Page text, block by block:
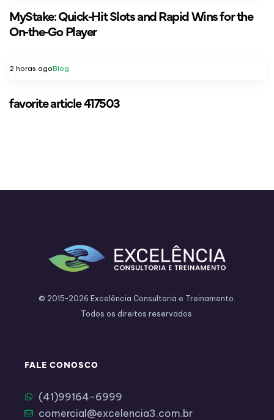
MyStake: Quick‑Hit Slots and Rapid Wins for the
On‑the‑Go Player
2 horas agoBlog
favorite article 417503
© 2015-2026 Excelência Consultoria e Treinamento.
Todos os direitos reservados.
FALE CONOSCO
(41)99164-6999​
comercial@excelencia3.com.br